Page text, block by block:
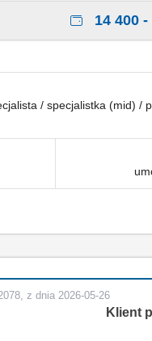
14 400 -
/ specjalistka (mid) /
z dnia 2026-05-26
Klient